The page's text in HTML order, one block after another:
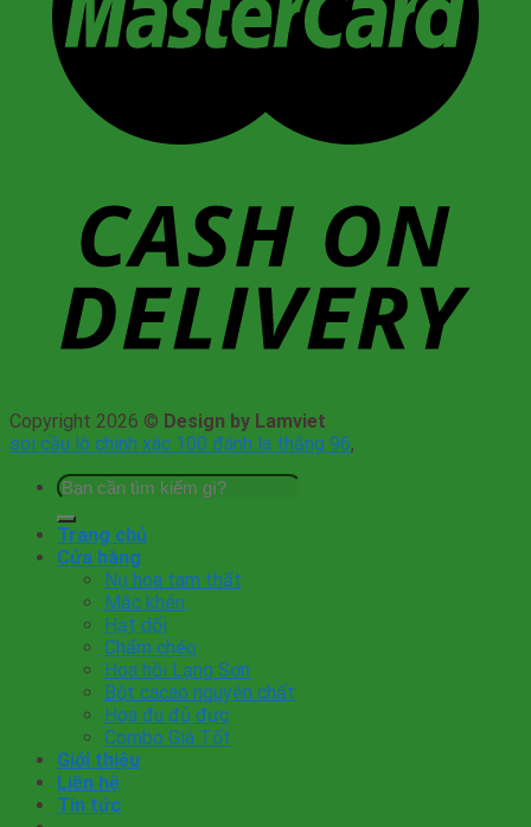
Copyright 2026 © Design by Lamviet
soi cầu lô chính xác 100 đánh la thắng 96,
Tìm
kiếm:
Trang chủ
Cửa hàng
Nụ hoa tam thất
Mắc khén
Hạt dổi
Chẩm chéo
Hoa hồi Lạng Sơn
Bột cacao nguyên chất
Hoa đu đủ đực
Combo Giá Tốt
Giới thiệu
Liên hệ
Tin tức